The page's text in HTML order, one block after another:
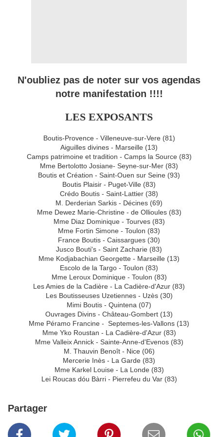
N'oubliez pas de noter sur vos agendas
notre manifestation !!!!
LES EXPOSANTS
Boutis-Provence - Villeneuve-sur-Vere (81)
Aiguilles divines - Marseille (13)
Camps patrimoine et tradition - Camps la Source (83)
Mme Bertolotto Josiane- Seyne-sur-Mer (83)
Boutis et Création - Saint-Ouen sur Seine (93)
Boutis Plaisir - Puget-Ville (83)
Crédo Boutis - Saint-Lattier (38)
M. Derderian Sarkis - Décines (69)
Mme Dewez Marie-Christine - de Ollioules (83)
Mme Diaz Dominique - Tourves (83)
Mme Fortin Simone - Toulon (83)
France Boutis - Caissargues (30)
Jusco Bouti's - Saint Zacharie (83)
Mme Kodjabachian Georgette - Marseille (13)
Escolo de la Targo - Toulon (83)
Mme Leroux Dominique - Toulon (83)
Les Amies de la Cadière - La Cadière-d'Azur (83)
Les Boutisseuses Uzetiennes - Uzès (30)
Mimi Boutis - Quintena (07)
Ouvrages Divins - Château-Gombert (13)
Mme Péramo Francine - Septemes-les-Vallons (13)
Mme Yko Roustan - La Cadière-d'Azur (83)
Mme Valleix Annick - Sainte-Anne-d'Evenos (83)
M. Thauvin Benoît - Nice (06)
Mercerie Inès - La Garde (83)
Mme Karkel Louise - La Londe (83)
Lei Roucas dóu Bàrri - Pierrefeu du Var (83)
Partager